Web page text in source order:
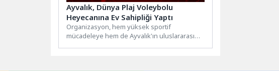
Ayvalık, Dünya Plaj Voleybolu
Heyecanına Ev Sahipliği Yaptı
Organizasyon, hem yüksek sportif
mücadeleye hem de Ayvalık'ın uluslararası